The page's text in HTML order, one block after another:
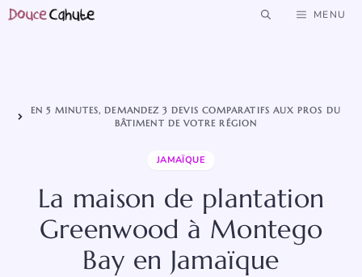
Aller
MENU
EN 5 MINUTES, DEMANDEZ 3 DEVIS COMPARATIFS AUX PROS DU
BÂTIMENT DE VOTRE RÉGION
JAMAÏQUE
La maison de plantation
Greenwood à Montego
Bay en Jamaïque